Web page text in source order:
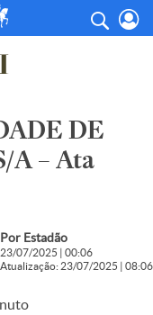
DE
A – Ata
Por Estadão
23/07/2025 | 00:06
Atualização: 23/07/2025 | 08:06